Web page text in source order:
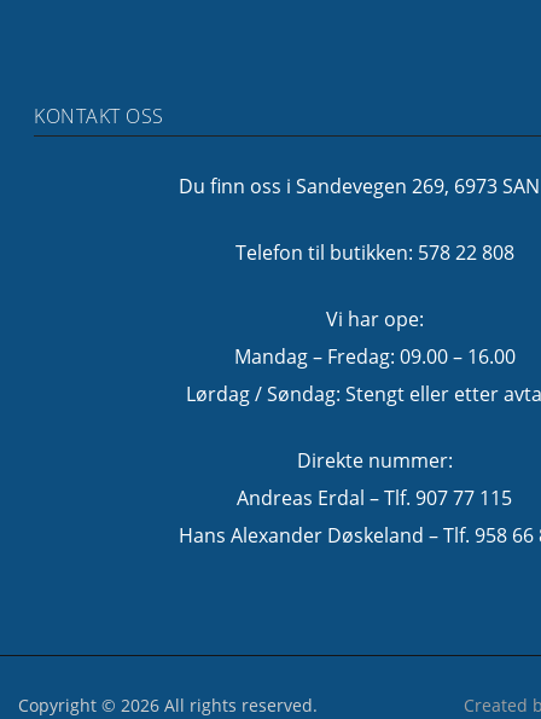
KONTAKT OSS
Du finn oss i Sandevegen 269, 6973
Telefon til butikken: 578 22 808
Vi har ope:
Mandag – Fredag: 09.00 – 16.00
Lørdag / Søndag: Stengt eller etter
Direkte nummer:
Andreas Erdal – Tlf. 907 77 115
Hans Alexander Døskeland – Tlf. 958 66
Copyright © 2026 All rights reserved. Created